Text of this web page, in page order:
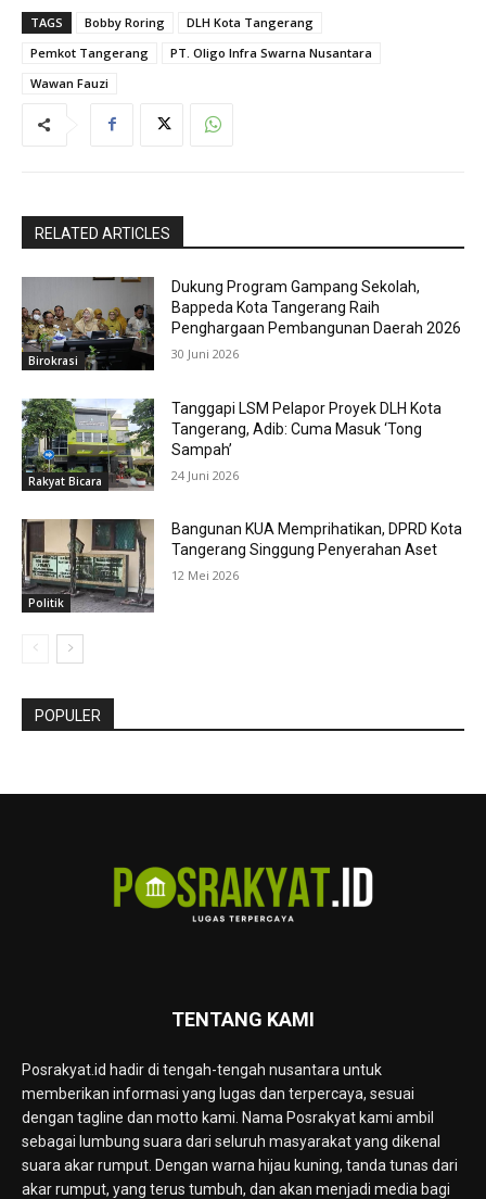
TAGS Bobby Roring
DLH Kota Tangerang
Pemkot Tangerang
PT. Oligo Infra Swarna Nusantara
Wawan Fauzi
RELATED ARTICLES
Birokrasi
Dukung Program Gampang Sekolah,
Bappeda Kota Tangerang Raih
Penghargaan Pembangunan Daerah 2026
30 Juni 2026
Rakyat Bicara
Tanggapi LSM Pelapor Proyek DLH Kota
Tangerang, Adib: Cuma Masuk ‘Tong
Sampah’
24 Juni 2026
Politik
Bangunan KUA Memprihatikan, DPRD Kota
Tangerang Singgung Penyerahan Aset
12 Mei 2026
POPULER
TENTANG KAMI
Posrakyat.id hadir di tengah-tengah nusantara untuk
memberikan informasi yang lugas dan terpercaya, sesuai
dengan tagline dan motto kami. Nama Posrakyat kami ambil
sebagai lumbung suara dari seluruh masyarakat yang dikenal
suara akar rumput. Dengan warna hijau kuning, tanda tunas dari
akar rumput, yang terus tumbuh, dan akan menjadi media bagi